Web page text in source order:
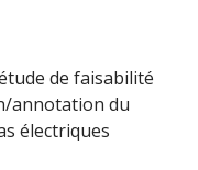
de faisabilité
annotation du
électriques